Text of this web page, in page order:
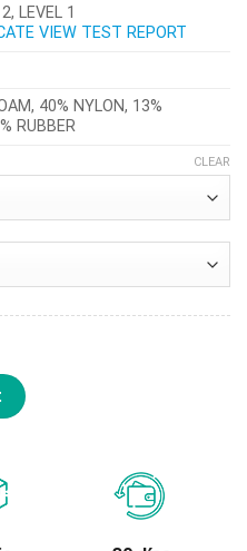
LEVEL 1
VIEW TEST REPORT
40% NYLON, 13%
RUBBER
CLEAR
A quantity